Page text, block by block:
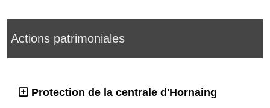
Actions patrimoniales
Protection de la centrale d'Hornaing